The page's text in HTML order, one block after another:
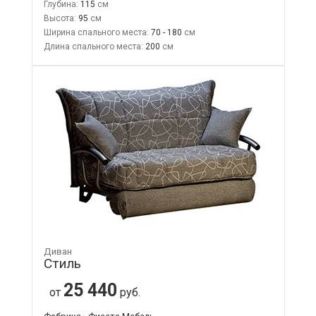
Глубина: 115
Высота: 95
Ширина спального места: 70 - 180
Длина спального места: 200
Диван
Стиль
от 25 440 руб.